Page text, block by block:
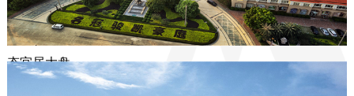
是集居住休闲、商业服务、文化娱乐、全程教育等多功能的
城市综合体。未来，这里将发展成为容纳近5万常住人口的生
态宜居大盘。
广东华宇建筑工程有限公司，创建于